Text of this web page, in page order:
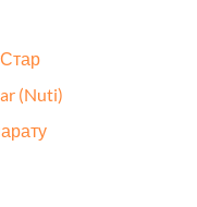
(Nuti)